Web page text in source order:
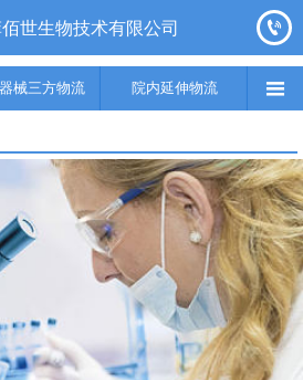
世生物技术有限公司 
械三方物流 院内延伸物流 
医疗器械三方物流
 
实验室集成综合服务 供应链